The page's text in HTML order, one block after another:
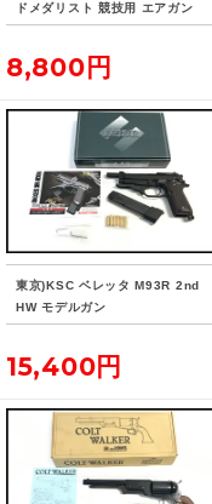
ドメダリスト 競技用 エアガン
8,800円
東京)KSC ベレッタ M93R 2nd
HW モデルガン
15,400円